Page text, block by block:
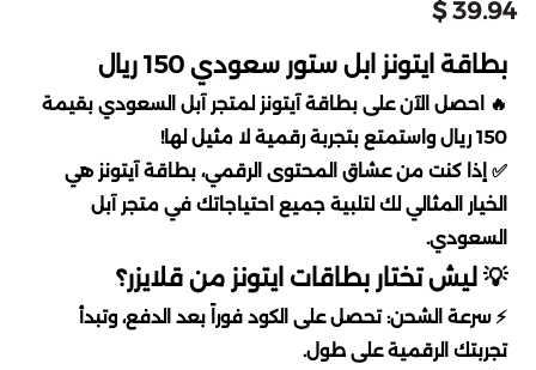
تقسيط يلا لودو
تقسيط قنشن
تقسيط هونكاي
تقسيط وايت اوت سرفايفل
تقسيط where winds meet
تقسيط جواكر
اوفرواتش 2 Overwatch
بليزارد Blizzard
EA play
كملنا
فري فاير
where winds meet
العثيم
ستار باكس
مايسترو
شكرا
النهدي
ماكس max
سنتر بوينت
الحداد
فيرجن
السيف غاليري
قصر الأواني
سعد الدين
باتشي
انوش
اني و داني
المسافر
ساكو
فوكس
بيترومين
39.94 $
بطاقة ايتونز ابل ستور سعودي 150 ريال
🔥 احصل الآن على بطاقة آيتونز لمتجر آبل السعودي بقيمة
150 ريال واستمتع بتجربة رقمية لا مثيل لها!
✅ إذا كنت من عشاق المحتوى الرقمي، بطاقة آيتونز هي
الخيار المثالي لك لتلبية جميع احتياجاتك في متجر آبل
السعودي.
💡 ليش تختار بطاقات ايتونز من قلايزر؟
⚡ سرعة الشحن: تحصل على الكود فوراً بعد الدفع، وتبدأ
تجربتك الرقمية على طول.